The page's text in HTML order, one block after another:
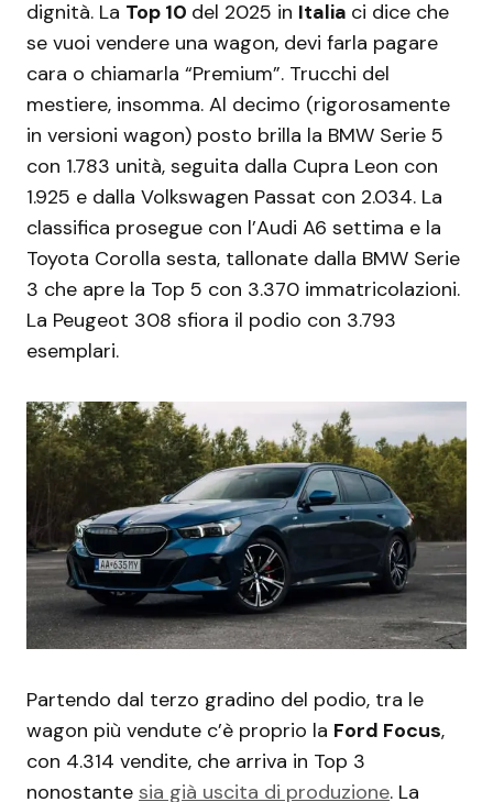
dignità. La Top 10 del 2025 in Italia ci dice che
se vuoi vendere una wagon, devi farla pagare
cara o chiamarla “Premium”. Trucchi del
mestiere, insomma. Al decimo (rigorosamente
in versioni wagon) posto brilla la BMW Serie 5
con 1.783 unità, seguita dalla Cupra Leon con
1.925 e dalla Volkswagen Passat con 2.034. La
classifica prosegue con l’Audi A6 settima e la
Toyota Corolla sesta, tallonate dalla BMW Serie
3 che apre la Top 5 con 3.370 immatricolazioni.
La Peugeot 308 sfiora il podio con 3.793
esemplari.
Partendo dal terzo gradino del podio, tra le
wagon più vendute c’è proprio la Ford Focus,
con 4.314 vendite, che arriva in Top 3
nonostante sia già uscita di produzione. La